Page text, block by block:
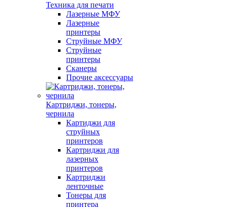
Техника для печати
Лазерные МФУ
Лазерные
принтеры
Струйные МФУ
Струйные
принтеры
Сканеры
Прочие аксессуары
Картриджи, тонеры,
чернила
Картиджи для
струйных
принтеров
Картриджи для
лазерных
принтеров
Картриджи
ленточные
Тонеры для
принтера